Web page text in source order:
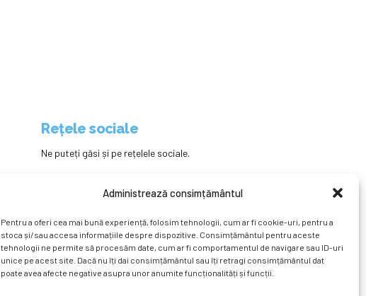
Administrează consimțământul
Pentru a oferi cea mai bună experiență, folosim tehnologii, cum ar fi cookie-uri, pentru a
stoca și/sau accesa informațiile despre dispozitive. Consimțământul pentru aceste
tehnologii ne permite să procesăm date, cum ar fi comportamentul de navigare sau ID-uri
unice pe acest site. Dacă nu îți dai consimțământul sau îți retragi consimțământul dat
poate avea afecte negative asupra unor anumite funcționalități și funcții.
Rețele sociale
Ne puteți găsi și pe rețelele sociale.